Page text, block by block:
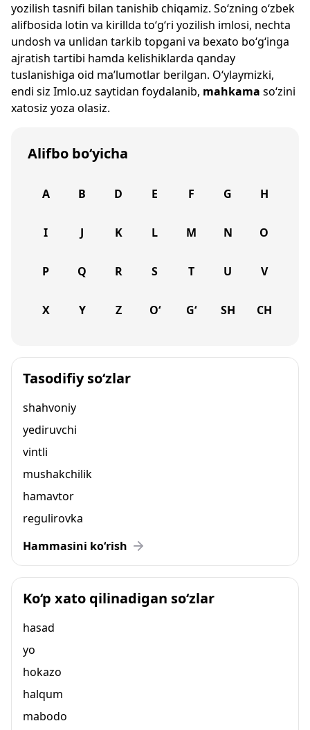
yozilish tasnifi bilan tanishib chiqamiz. So‘zning o‘zbek
alifbosida lotin va kirillda to‘g‘ri yozilish imlosi, nechta
undosh va unlidan tarkib topgani va bexato bo‘g‘inga
ajratish tartibi hamda kelishiklarda qanday
tuslanishiga oid ma’lumotlar berilgan. O‘ylaymizki,
endi siz Imlo.uz saytidan foydalanib, mahkama so‘zini
xatosiz yoza olasiz.
Alifbo bo‘yicha
A B D E F G H
I J K L M N O
P Q R S T U V
X Y Z O‘ G‘ SH CH
Tasodifiy so‘zlar
shahvoniy
yediruvchi
vintli
mushakchilik
hamavtor
regulirovka
Hammasini ko‘rish
Ko‘p xato qilinadigan so‘zlar
hasad
yo
hokazo
halqum
mabodo